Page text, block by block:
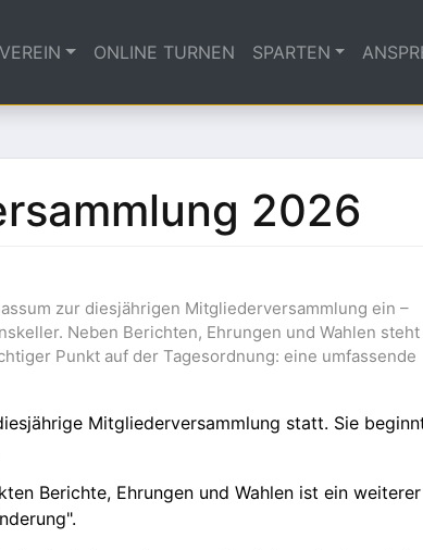
VEREIN ONLINE TURNEN SPARTEN
2026
zur diesjährigen Mitgliederversammlung ein –
Neben Berichten, Ehrungen und Wahlen steht
Punkt auf der Tagesordnung: eine umfassende
Mitgliederversammlung statt. Sie
Berichte, Ehrungen und Wahlen ist ein weiterer